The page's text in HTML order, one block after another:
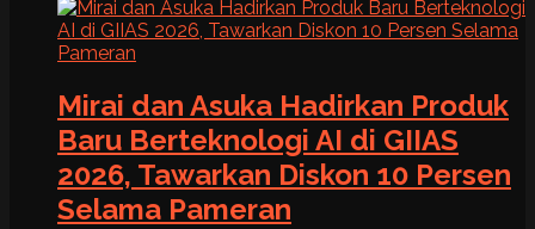
Mirai dan Asuka Hadirkan Produk
Baru Berteknologi AI di GIIAS
2026, Tawarkan Diskon 10 Persen
Selama Pameran